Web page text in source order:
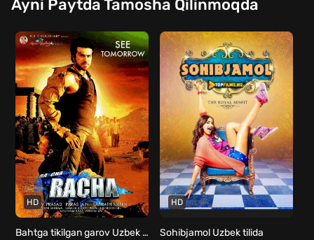
Ayni Paytda Tamosha Qilinmoqda
HD
Bahtga tikilgan garov Uzbek tilida
HD
Sohibjamol Uzbek tilida